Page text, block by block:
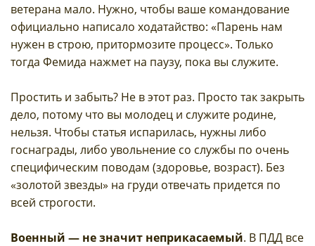
ветерана мало. Нужно, чтобы ваше командование
официально написало ходатайство: «Парень нам
нужен в строю, притормозите процесс». Только
тогда Фемида нажмет на паузу, пока вы служите.
Простить и забыть? Не в этот раз. Просто так закрыть
дело, потому что вы молодец и служите родине,
нельзя. Чтобы статья испарилась, нужны либо
госнаграды, либо увольнение со службы по очень
специфическим поводам (здоровье, возраст). Без
«золотой звезды» на груди отвечать придется по
всей строгости.
Военный — не значит неприкасаемый. В ПДД все